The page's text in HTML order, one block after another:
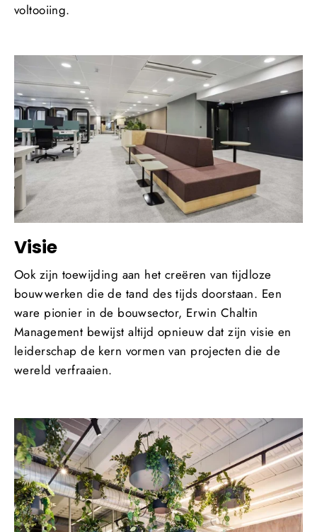
voltooiing.
Visie
Ook zijn toewijding aan het creëren van tijdloze
bouwwerken die de tand des tijds doorstaan. Een
ware pionier in de bouwsector, Erwin Chaltin
Management bewijst altijd opnieuw dat zijn visie en
leiderschap de kern vormen van projecten die de
wereld verfraaien.